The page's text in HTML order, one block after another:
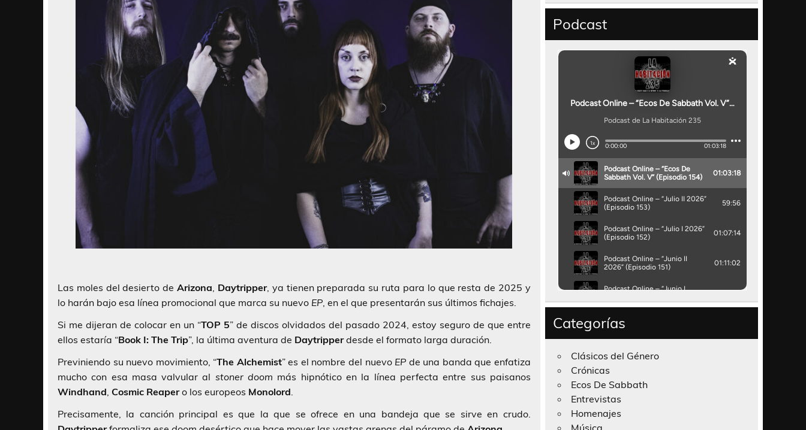
Las moles del desierto deArizona, Daytripper, ya tienen preparada su ruta para lo que resta de 2025 y
lo harán bajo esa línea promocional que marca su nuevo EP, en el que presentarán sus últimos fichajes.
Si me dijeran de colocar en un “TOP 5” de discos olvidados del pasado 2024, estoy seguro de que entre
ellos estaría “Book I: The Trip”, la última aventura de Daytripperdesde el formato larga duración.
Previniendo su nuevo movimiento, “The Alchemist” es el nombre del nuevo EP de una banda que enfatiza
mucho con esa masa valvular al stoner doom más hipnótico en la línea perfecta entre sus paisanos
Windhand, Cosmic Reapero los europeos Monolord.
Precisamente, la canción principal es que la que se ofrece en una bandeja que se sirve en crudo.
Podcast
Categorías
Clásicos del Género
Crónicas
Ecos De Sabbath
Entrevistas
Homenajes
Música